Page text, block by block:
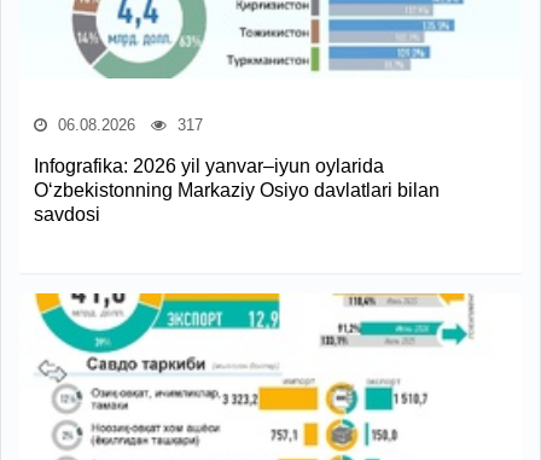
06.08.2026 317
Infografika: 2026 yil yanvar–iyun oylarida
O‘zbekistonning Markaziy Osiyo davlatlari bilan
savdosi